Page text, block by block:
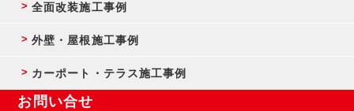
全面改装施工事例
外壁・屋根施工事例
カーポート・テラス施工事例
お問い合せ